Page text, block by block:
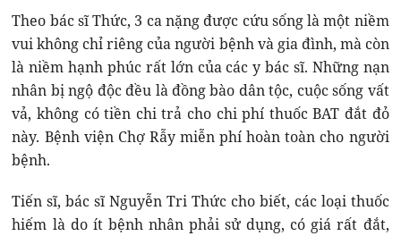
Theo bác sĩ Thức, 3 ca nặng được cứu sống là một niềm
vui không chỉ riêng của người bệnh và gia đình, mà còn
là niềm hạnh phúc rất lớn của các y bác sĩ. Những nạn
nhân bị ngộ độc đều là đồng bào dân tộc, cuộc sống vất
vả, không có tiền chi trả cho chi phí thuốc BAT đắt đỏ
này. Bệnh viện Chợ Rẫy miễn phí hoàn toàn cho người
bệnh.
Tiến sĩ, bác sĩ Nguyễn Tri Thức cho biết, các loại thuốc
hiếm là do ít bệnh nhân phải sử dụng, có giá rất đắt,